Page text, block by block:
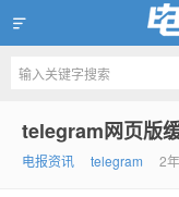
Telegram玩家社区
telegram网页版
电报资讯 telegram 2